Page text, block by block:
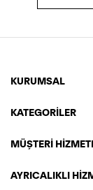
KURUMSAL
KATEGORİLER
MÜŞTERİ
AYRICALIKLI